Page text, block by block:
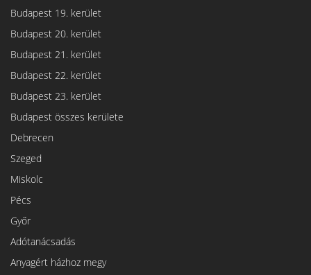
Budapest 19. kerület
Budapest 20. kerület
Budapest 21. kerület
Budapest 22. kerület
Budapest 23. kerület
Budapest összes kerülete
Debrecen
Szeged
Miskolc
Pécs
Győr
Adótanácsadás
Anyagért házhoz megy